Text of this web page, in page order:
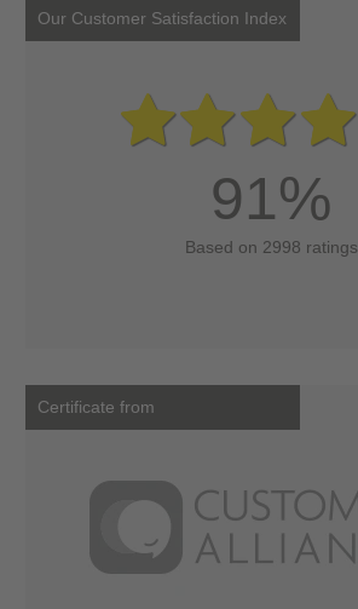
Our Customer Satisfaction Index
91%
Based on 2998 ratings
Certificate from